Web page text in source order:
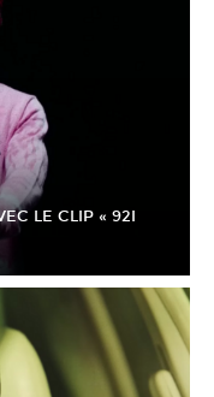
LE CLIP « 92I